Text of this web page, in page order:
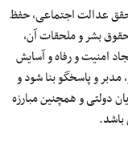
تحقق عدالت اجتماعی، حفظ
بشر و ملحقات آن،
امنیت و رفاه و آسایش
و پاسخگو بنا شود و
دولتی و همچنین مبارزه
باشد.